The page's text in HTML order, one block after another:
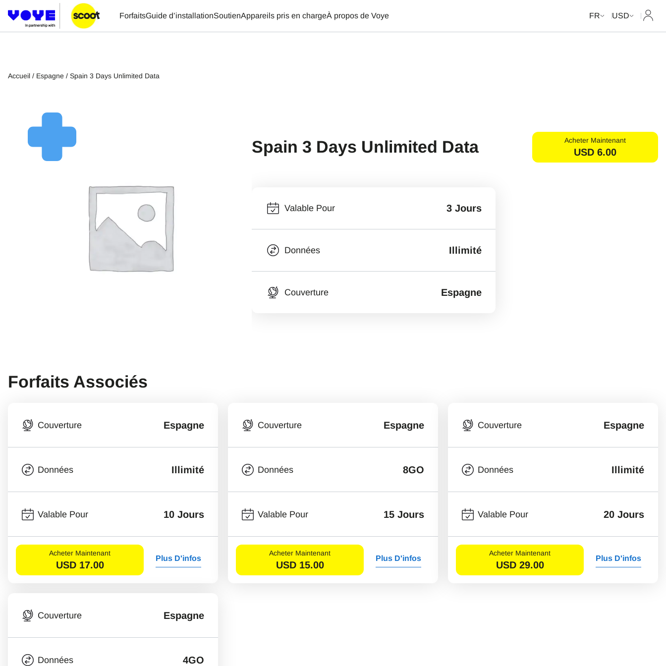
ForfaitsGuide d’installationSoutienAppareils pris en chargeÀ propos de Voye FR USD Mon
Accueil / Espagne / Spain 3 Days Unlimited Data
Spain 3 Days Unlimited Data Acheter Maintenant
USD 6.00
Valable Pour 3 Jours
Données Illimité
Couverture Espagne
Forfaits Associés
Couverture Espagne
Données Illimité
Valable Pour 10 Jours
Acheter Maintenant
USD 17.00
Plus D'infos
Couverture Espagne
Données 8GO
Valable Pour 15 Jours
Acheter Maintenant
USD 15.00
Plus D'infos
Couverture Espagne
Données Illimité
Valable Pour 20 Jours
Acheter Maintenant
USD 29.00
Plus D'infos
Couverture Espagne
Données 4GO